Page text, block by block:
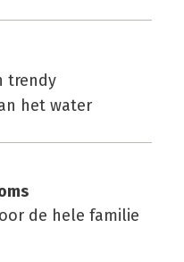
trendy
het water
de hele familie